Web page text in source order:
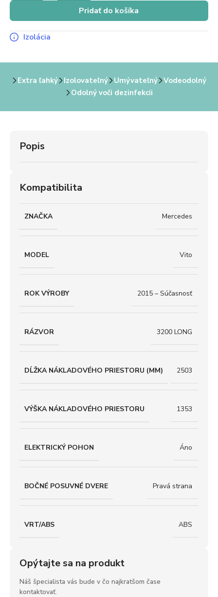
Pridať do košíka
Izolácia
Extra ľahký Izolovateľný Umývateľný
Vodeodolný
Odolný voči dezinfekcii
Popis
Kompatibilita
ZNAČKA Mercedes
MODEL Vito
ROK VÝROBY 2015 – Súčasnosť
RÁZVOR 3200 LONG
DĹŽKA NÁKLADOVÉHO PRIESTORU (MM) 2503
VÝŠKA NÁKLADOVÉHO PRIESTORU 1353
ELEKTRICKÝ POHON Áno
BOČNÉ POSUVNÉ DVERE Pravá strana
VRT/ABS ABS
Opýtajte sa na produkt
Náš špecialista vás bude v čo najkratšom čase
kontaktovať.